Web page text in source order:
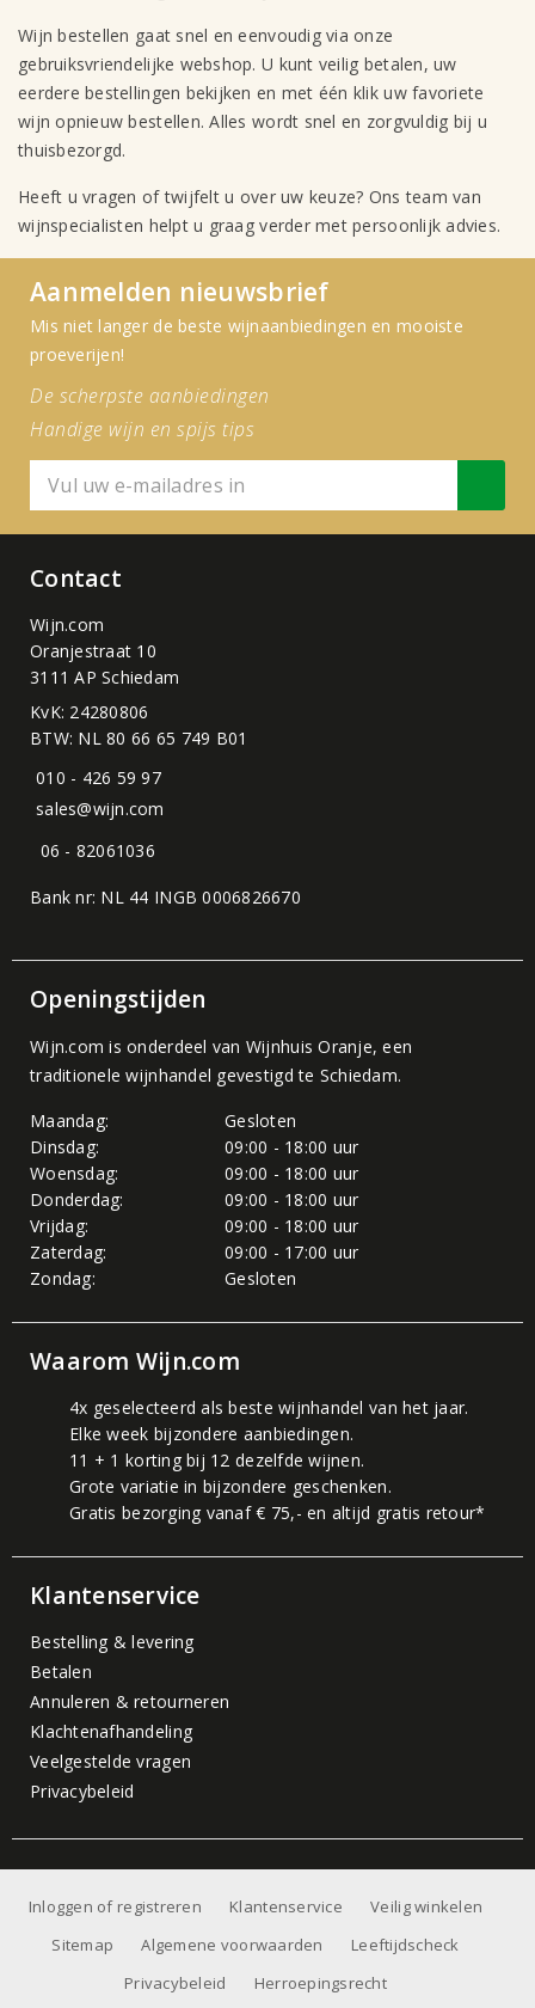
Wijn bestellen gaat snel en eenvoudig via onze
gebruiksvriendelijke webshop. U kunt veilig betalen, uw
eerdere bestellingen bekijken en met één klik uw favoriete
wijn opnieuw bestellen. Alles wordt snel en zorgvuldig bij u
thuisbezorgd.
Heeft u vragen of twijfelt u over uw keuze? Ons team van
wijnspecialisten helpt u graag verder met persoonlijk advies.
Aanmelden nieuwsbrief
Mis niet langer de beste wijnaanbiedingen en mooiste
proeverijen!
De scherpste aanbiedingen
Handige wijn en spijs tips
Contact
Wijn.com
Oranjestraat 10
3111 AP Schiedam
KvK: 24280806
BTW: NL 80 66 65 749 B01
010 - 426 59 97
sales@wijn.com
06 - 82061036
Bank nr: NL 44 INGB 0006826670
Openingstijden
Wijn.com is onderdeel van Wijnhuis Oranje, een
traditionele wijnhandel gevestigd te Schiedam.
Maandag:
Gesloten
Dinsdag:
09:00 - 18:00 uur
Woensdag:
09:00 - 18:00 uur
Donderdag:
09:00 - 18:00 uur
Vrijdag:
09:00 - 18:00 uur
Zaterdag:
09:00 - 17:00 uur
Zondag:
Gesloten
Waarom Wijn.com
4x geselecteerd als beste wijnhandel van het jaar.
Elke week bijzondere aanbiedingen.
11 + 1 korting bij 12 dezelfde wijnen.
Grote variatie in bijzondere geschenken.
Gratis bezorging vanaf € 75,- en altijd gratis retour*
Klantenservice
Bestelling & levering
Betalen
Annuleren & retourneren
Klachtenafhandeling
Veelgestelde vragen
Privacybeleid
Inloggen of registreren Klantenservice
Veilig winkelen
Sitemap
Algemene voorwaarden
Leeftijdscheck
Privacybeleid
Herroepingsrecht